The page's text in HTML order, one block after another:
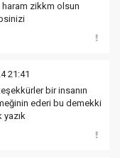
haram zikkm olsun
21:41
bir insanın
ederi bu demekki
yazık